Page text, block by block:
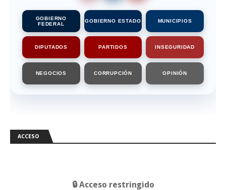
GOBIERNO
FEDERAL
GOBIERNO ESTADO MUNICIPIOS
DIPUTADOS PARTIDOS INSEGURIDAD
NEGOCIOS CORRUPCIÓN OPINIÓN
ACCESO
🔒 Acceso restringido